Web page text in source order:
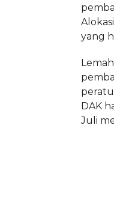
yang
DAK
Juli